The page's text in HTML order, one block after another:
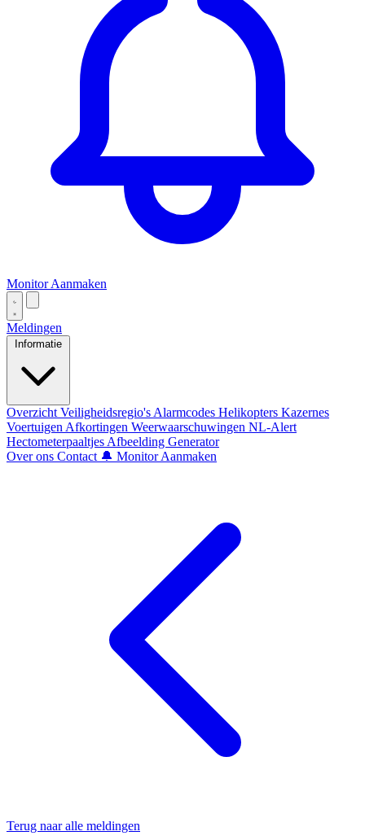
Monitor Aanmaken
Meldingen
Informatie
Overzicht Veiligheidsregio's Alarmcodes Helikopters Kazernes
Voertuigen Afkortingen Weerwaarschuwingen NL-Alert
Hectometerpaaltjes Afbeelding Generator
Over ons Contact 🔔 Monitor Aanmaken
Terug naar alle meldingen